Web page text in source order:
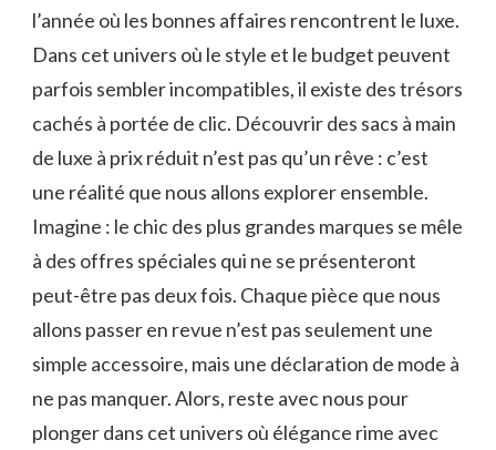
l’année où les bonnes affaires rencontrent le luxe.
Dans cet univers où le style et le budget peuvent
parfois sembler incompatibles, il existe des trésors
cachés à portée de clic. Découvrir des sacs à main
de luxe à prix réduit n’est pas qu’un rêve : c’est
une réalité que nous allons explorer ensemble.
Imagine : le chic des plus grandes marques se mêle
à des offres spéciales qui ne se présenteront
peut-être pas deux fois. Chaque pièce que nous
allons passer en revue n’est pas seulement une
simple accessoire, mais une déclaration de mode à
ne pas manquer. Alors, reste avec nous pour
plonger dans cet univers où élégance rime avec